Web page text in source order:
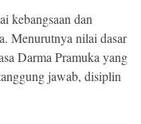
kebangsaan dan
Menurutnya nilai dasar
Darma Pramuka yang
jawab, disiplin